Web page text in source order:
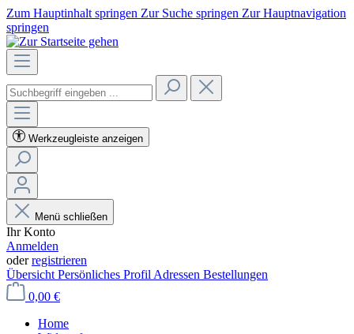
Zum Hauptinhalt springen Zur Suche springen Zur Hauptnavigation
springen
Werkzeugleiste anzeigen
Menü schließen
Ihr Konto
Anmelden
oderregistrieren
Übersicht Persönliches Profil Adressen Bestellungen
0,00 €
Home